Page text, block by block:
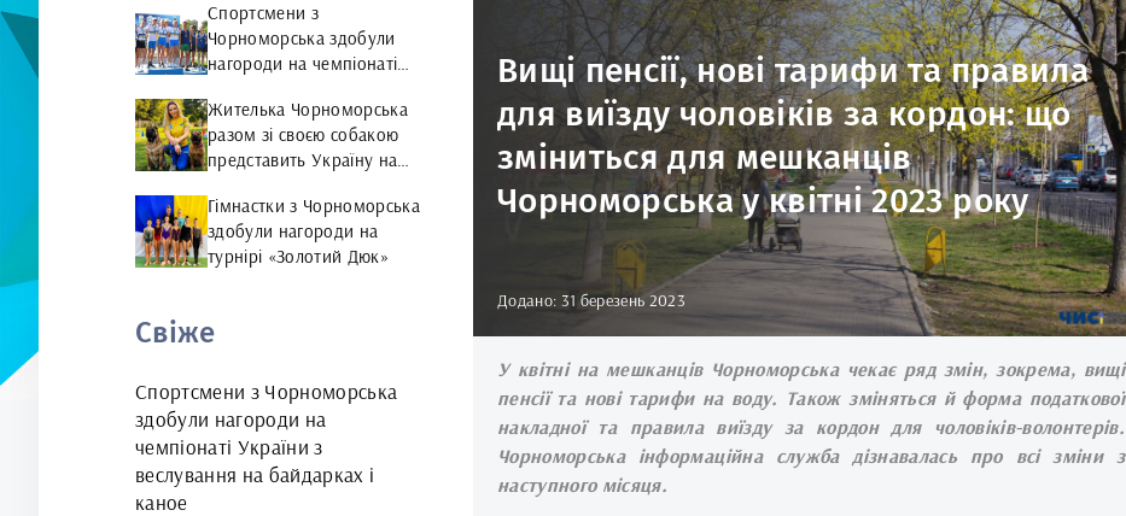
Вищі пенсії, нові тарифи та правила
для виїзду чоловіків за кордон: що
зміниться для мешканців
Чорноморська у квітні 2023 року
Додано: 31 березень 2023
У квітні на мешканців Чорноморська чекає ряд змін, зокрема, вищі
пенсії та нові тарифи на воду. Також зміняться й форма податкової
накладної та правила виїзду за кордон для чоловіків-волонтерів.
Чорноморська інформаційна служба дізнавалась про всі зміни з
наступного місяця.
Спортсмени з
Чорноморська здобули
нагороди на чемпіонаті
байдарках і каное
Жителька Чорноморська
разом зі своєю собакою
представить Україну на
світу з Rally Obedience
Гімнастки з Чорноморська
здобули нагороди на
турнірі «Золотий Дюк»
Свіже
Спортсмени з Чорноморська
здобули нагороди на
чемпіонаті України з
веслування на байдарках і
каное